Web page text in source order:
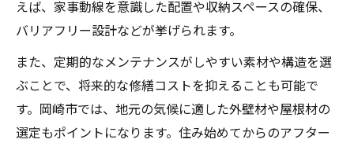
えば、家事動線を意識した配置や収納スペースの確保、
バリアフリー設計などが挙げられます。
また、定期的なメンテナンスがしやすい素材や構造を選
ぶことで、将来的な修繕コストを抑えることも可能で
す。岡崎市では、地元の気候に適した外壁材や屋根材の
選定もポイントになります。住み始めてからのアフター